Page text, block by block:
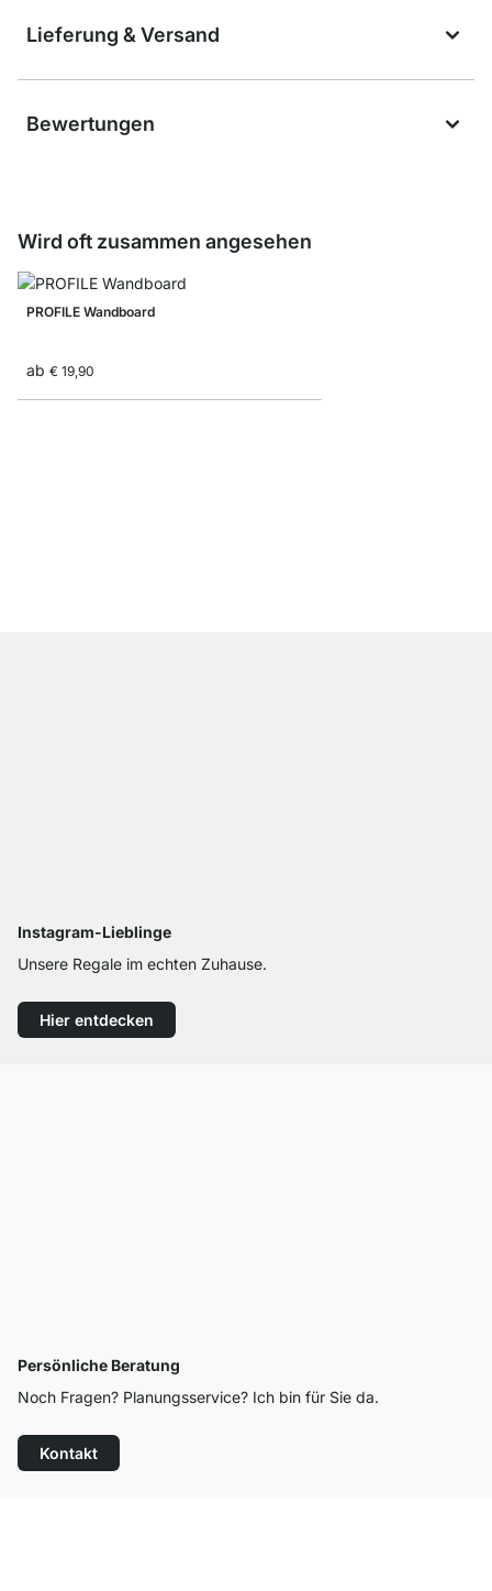
Lieferung & Versand
Bewertungen
Wird oft zusammen angesehen
PROFILE Wandboard
ab € 19,90
Instagram-Lieblinge
Unsere Regale im echten Zuhause.
Hier entdecken
Persönliche Beratung
Noch Fragen? Planungsservice? Ich bin für Sie da.
Kontakt